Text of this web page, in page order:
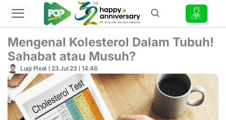
Lewati
konten
Mengenal Kolesterol Dalam Tubuh!
Sahabat atau Musuh?
Luqi Pixel 23 Jul 23 14:46